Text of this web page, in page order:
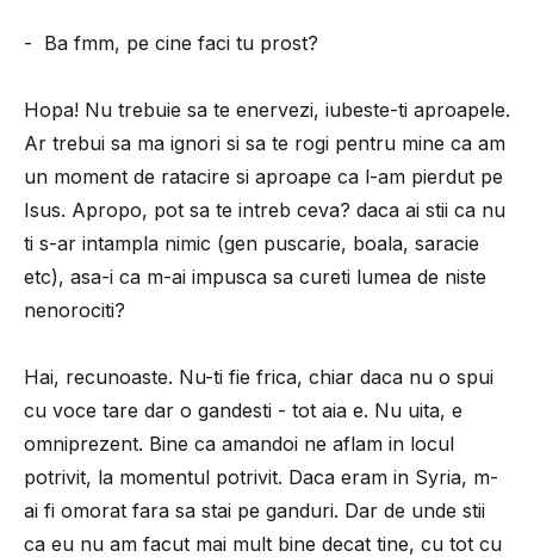
- Ba fmm, pe cine faci tu prost?
Hopa! Nu trebuie sa te enervezi, iubeste-ti aproapele.
Ar trebui sa ma ignori si sa te rogi pentru mine ca am
un moment de ratacire si aproape ca l-am pierdut pe
Isus. Apropo, pot sa te intreb ceva? daca ai stii ca nu
ti s-ar intampla nimic (gen puscarie, boala, saracie
etc), asa-i ca m-ai impusca sa cureti lumea de niste
nenorociti?
Hai, recunoaste. Nu-ti fie frica, chiar daca nu o spui
cu voce tare dar o gandesti - tot aia e. Nu uita, e
omniprezent. Bine ca amandoi ne aflam in locul
potrivit, la momentul potrivit. Daca eram in Syria, m-
ai fi omorat fara sa stai pe ganduri. Dar de unde stii
ca eu nu am facut mai mult bine decat tine, cu tot cu